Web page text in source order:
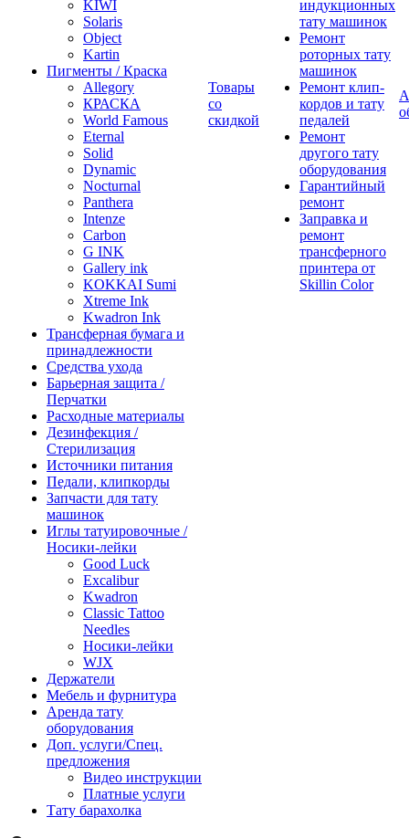
KIWI
Solaris
Object
Kartin
Пигменты / Краска
Allegory
КРАСКА
World Famous
Eternal
Solid
Dynamic
Nocturnal
Panthera
Intenze
Carbon
G INK
Gallery ink
KOKKAI Sumi
Xtreme Ink
Kwadron Ink
Трансферная бумага и
принадлежности
Средства ухода
Барьерная защита /
Перчатки
Расходные материалы
Дезинфекция /
Стерилизация
Источники питания
Педали, клипкорды
Запчасти для тату
машинок
Иглы татуировочные /
Носики-лейки
Good Luck
Excalibur
Kwadron
Classic Tattoo
Needles
Носики-лейки
WJX
Держатели
Мебель и фурнитура
Аренда тату
оборудования
Доп. услуги/Спец.
предложения
Видео инструкции
Платные услуги
Тату барахолка
Товары
со
скидкой
индукционных
тату машинок
Ремонт
роторных тату
машинок
Ремонт клип-
кордов и тату
педалей
Ремонт
другого тату
оборудования
Гарантийный
ремонт
Заправка и
ремонт
трансферного
принтера от
Skillin Color